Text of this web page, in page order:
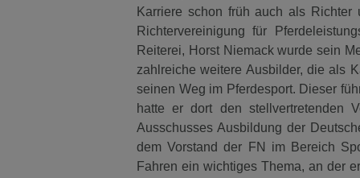
Karriere schon früh auch als
Richtervereinigung für
Reiterei, Horst Niemack wurde sein
zahlreiche weitere Ausbilder, die als
seinen Weg im Pferdesport. Dieser
hatte er dort den stellvertretenden
Ausschusses Ausbildung der
dem Vorstand der FN im Bereich
Fahren ein wichtiges Thema, an der